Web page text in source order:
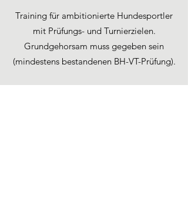
Training für ambitionierte Hundesportler
mit Prüfungs- und Turnierzielen.
Grundgehorsam muss gegeben sein
(mindestens bestandenen BH-VT-Prüfung).